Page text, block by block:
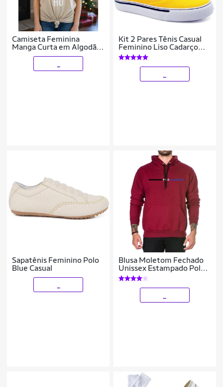
Camiseta Feminina
Manga Curta em Algodão
Leve Básica Hohoho Papai
Kit 2 Pares Tênis Casual
Feminino Liso Cadarço
Conforto Leve
Sapatênis Feminino Polo
Blue Casual
Blusa Moletom Fechado
Unissex Estampado Polo
com Bolso e Capuz